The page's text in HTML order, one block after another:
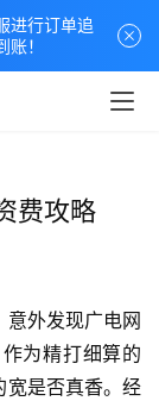
费攻略
外发现广电网
为精打细算的
宽是否真香。经
进行订单追
！